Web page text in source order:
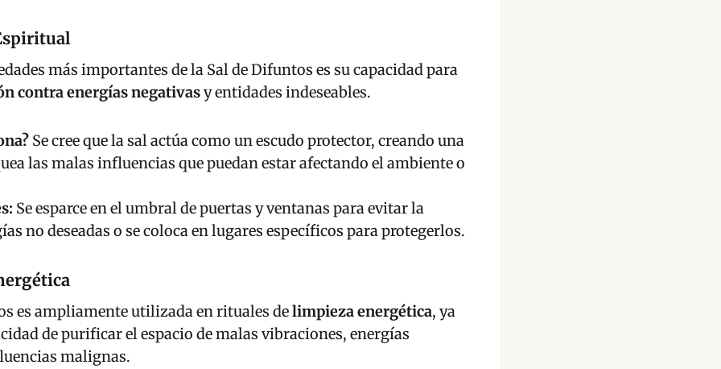
más importantes de la Sal de Difuntos es su capacidad para
contra energías negativasy entidades indeseables.
Se cree que la sal actúa como un escudo protector, creando una
las malas influencias que puedan estar afectando el ambiente o
Se esparce en el umbral de puertas y ventanas para evitar la
no deseadas o se coloca en lugares específicos para protegerlos.
es ampliamente utilizada en rituales delimpieza energética, ya
de purificar el espacio de malas vibraciones, energías
malignas.